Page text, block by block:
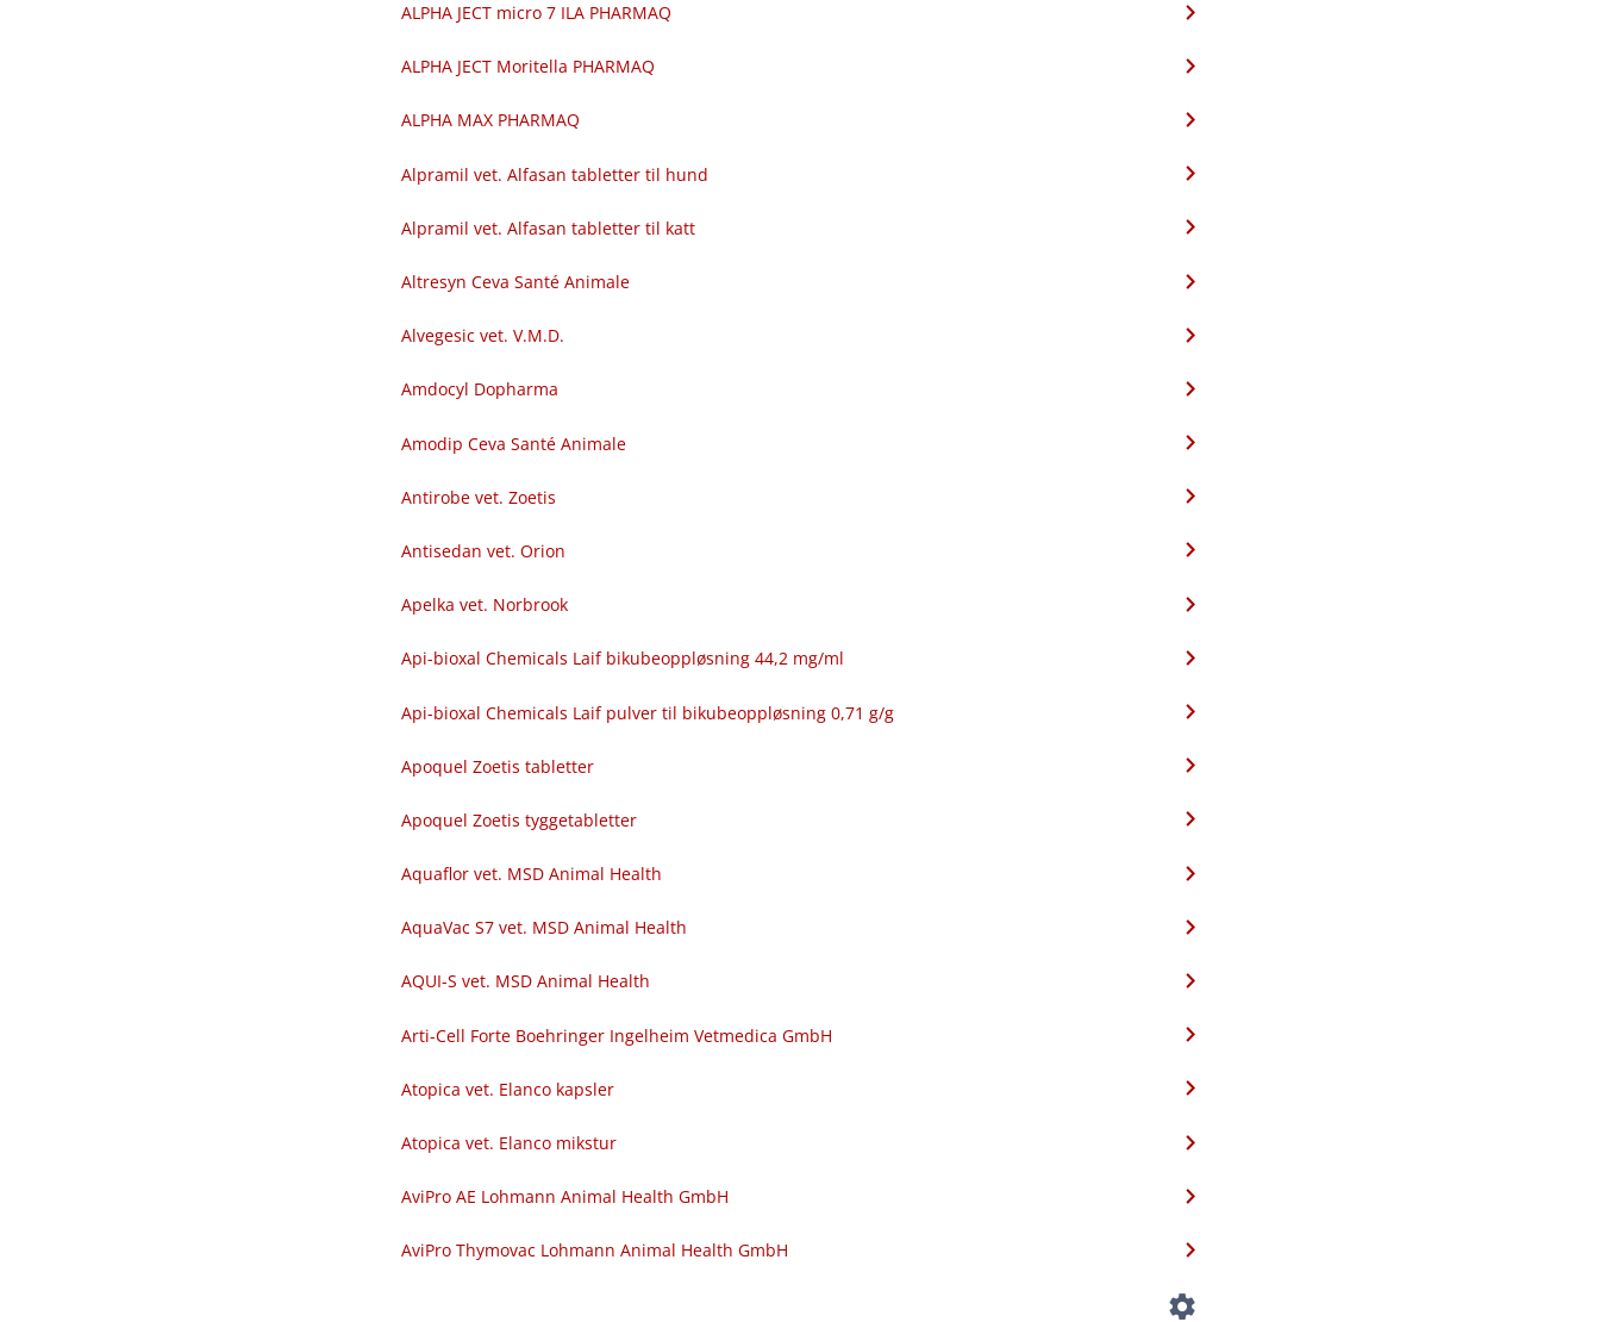
ALPHA JECT micro 7 ILA PHARMAQ
ALPHA JECT Moritella PHARMAQ
ALPHA MAX PHARMAQ
Alpramil vet. Alfasan tabletter til hund
Alpramil vet. Alfasan tabletter til katt
Altresyn Ceva Santé Animale
Alvegesic vet. V.M.D.
Amdocyl Dopharma
Amodip Ceva Santé Animale
Antirobe vet. Zoetis
Antisedan vet. Orion
Apelka vet. Norbrook
Api-bioxal Chemicals Laif bikubeoppløsning 44,2 mg/ml
Api-bioxal Chemicals Laif pulver til bikubeoppløsning 0,71 g/g
Apoquel Zoetis tabletter
Apoquel Zoetis tyggetabletter
Aquaflor vet. MSD Animal Health
AquaVac S7 vet. MSD Animal Health
AQUI-S vet. MSD Animal Health
Arti-Cell Forte Boehringer Ingelheim Vetmedica GmbH
Atopica vet. Elanco kapsler
Atopica vet. Elanco mikstur
AviPro AE Lohmann Animal Health GmbH
AviPro Thymovac Lohmann Animal Health GmbH